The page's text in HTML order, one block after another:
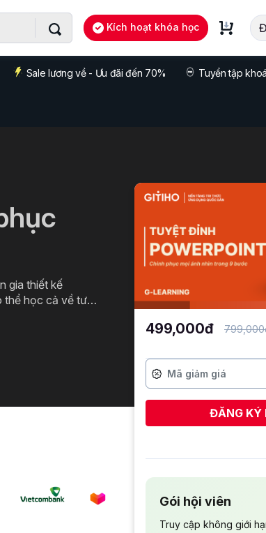
Kích hoạt khóa học
Sale lương về - Ưu đãi đến 70% Tuyển tập
gia thiết kế
thể học cả về tư
499,000đ
ĐĂNG KÝ
Gói hội viên
Truy cập không giới